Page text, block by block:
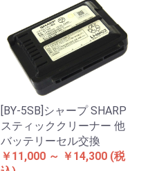
[BY-5SB]シャープ SHARP
スティッククリーナー 他
バッテリーセル交換
￥11,000 ～ ￥14,300 (税